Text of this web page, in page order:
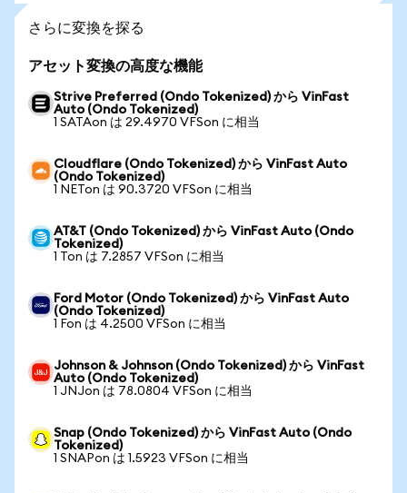
さらに変換を探る
アセット変換の高度な機能
Strive Preferred (Ondo Tokenized) から VinFast
Auto (Ondo Tokenized)
1 SATAon は 29.4970 VFSon に相当
Cloudflare (Ondo Tokenized) から VinFast Auto
(Ondo Tokenized)
1 NETon は 90.3720 VFSon に相当
AT&T (Ondo Tokenized) から VinFast Auto (Ondo
Tokenized)
1 Ton は 7.2857 VFSon に相当
Ford Motor (Ondo Tokenized) から VinFast Auto
(Ondo Tokenized)
1 Fon は 4.2500 VFSon に相当
Johnson & Johnson (Ondo Tokenized) から VinFast
Auto (Ondo Tokenized)
1 JNJon は 78.0804 VFSon に相当
Snap (Ondo Tokenized) から VinFast Auto (Ondo
Tokenized)
1 SNAPon は 1.5923 VFSon に相当